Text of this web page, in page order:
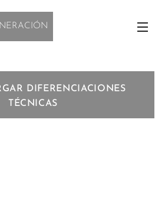
DIFERENCIACIONES
TÉCNICAS